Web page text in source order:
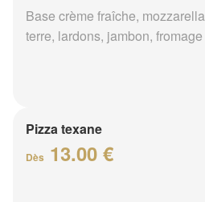
Base crème fraîche,
terre, lardons, jambon,
Pizza texane
Dès 13.00 €